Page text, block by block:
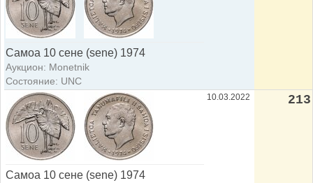
Самоа 10 сене (sene) 1974
Аукцион: Monetnik
Состояние: UNC
Самоа 10 сене (sene) 1974
10.03.2022 213